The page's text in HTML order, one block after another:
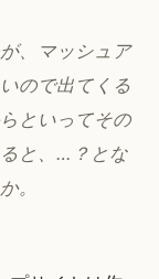
、マッシュア
ので出てくる
といってその
と、…？とな
。